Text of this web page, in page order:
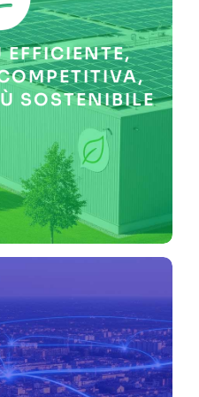
EFFICIENTE,
SOSTENIBILE
I
I BENEFICI.
e i territori a
i costi
bolletta,
l’autonomia
alla
SU
NOSTRI
DIRETTI E
BOLLETTA